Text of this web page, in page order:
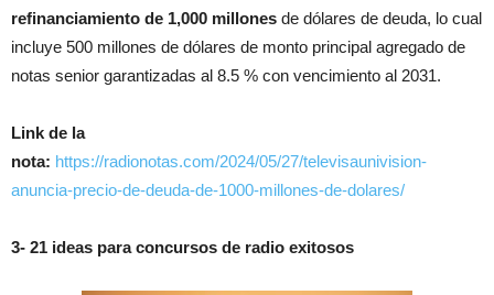
refinanciamiento de 1,000 millones de dólares de deuda, lo cual
incluye 500 millones de dólares de monto principal agregado de
notas senior garantizadas al 8.5 % con vencimiento al 2031.
Link de la
nota: https://radionotas.com/2024/05/27/televisaunivision-
anuncia-precio-de-deuda-de-1000-millones-de-dolares/
3- 21 ideas para concursos de radio exitosos